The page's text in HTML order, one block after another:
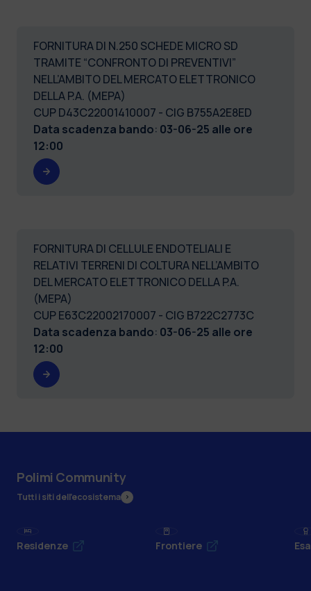
FORNITURA DI N.250 SCHEDE MICRO SD
TRAMITE “CONFRONTO DI PREVENTIVI”
NELL’AMBITO DEL MERCATO ELETTRONICO
DELLA P.A. (MEPA)
CUP D43C22001410007 - CIG B755A2E8ED
Data scadenza bando: 03-06-25 alle ore
12:00
FORNITURA DI CELLULE ENDOTELIALI E
RELATIVI TERRENI DI COLTURA NELL’AMBITO
DEL MERCATO ELETTRONICO DELLA P.A.
(MEPA)
CUP E63C22002170007 - CIG B722C2773C
Data scadenza bando: 03-06-25 alle ore
12:00
Polimi Community
Tutti i siti dell’ecosistema
Residenze Frontiere